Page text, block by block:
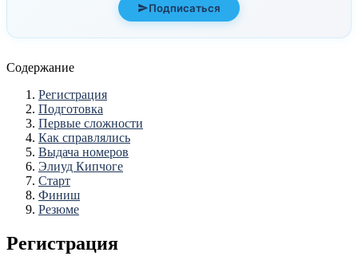
Подписаться
Содержание
Регистрация
Подготовка
Первые сложности
Как справлялись
Выдача номеров
Элиуд Кипчоге
Старт
Финиш
Резюме
Регистрация